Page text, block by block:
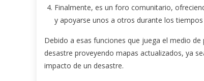
Finalmente, es un foro comunitario,
y apoyarse unos a otros durante los tiempos
Debido a esas funciones que juega el medio
desastre proveyendo mapas actualizados, ya
impacto de un desastre.